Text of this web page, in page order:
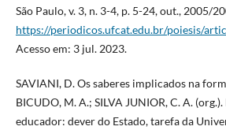
São Paulo, v. 3, n. 3-4, p. 5-24, out., 2005/
https://periodicos.ufcat.edu.br/poiesis/
Acesso em: 3 jul. 2023.
SAVIANI, D. Os saberes implicados na
BICUDO, M. A.; SILVA JUNIOR, C. A.
educador: dever do Estado, tarefa da